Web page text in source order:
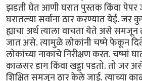
झडती घेत आणी घरात पुस्तक किंवा पेपर
घरातल्या सर्वाना ठार करण्यात येई.
ह्याचा अर्थ त्याला वाचता येते असे समजून
जात असे. त्यामुळे लोकांनी चष्मे फेकून
लोकांच्या नाकाचे निरीक्षण करत. चष्मां
काळसर डाग किंवा खड्डा पडतो. तो जर
शिक्षित समजून ठार केले जाई. त्याच्या